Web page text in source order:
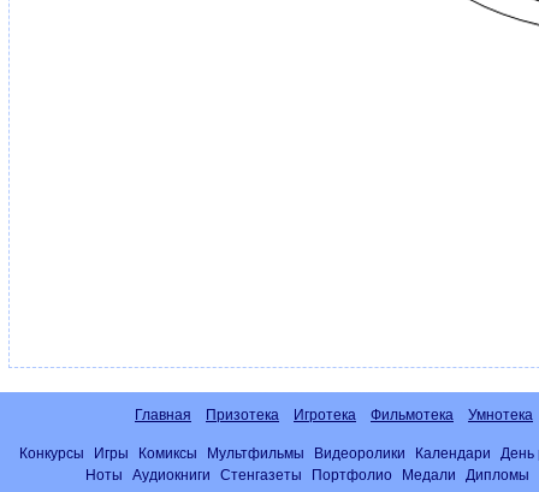
Главная Призотека Игротека Фильмотека Умнотека
Конкурсы Игры Комиксы Мультфильмы Видеоролики Календари
День
Ноты
Аудиокниги Стенгазеты Портфолио Медали Дипломы